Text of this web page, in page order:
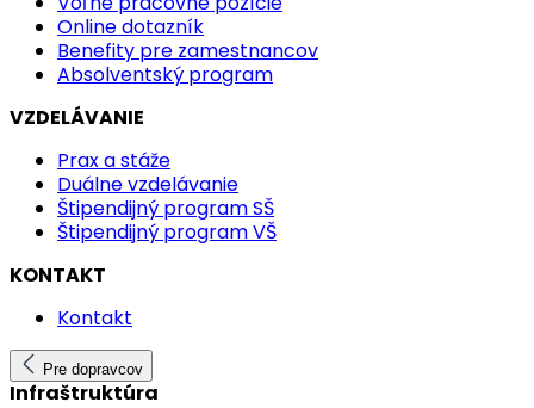
Online dotazník
Benefity pre zamestnancov
Absolventský program
VZDELÁVANIE
Prax a stáže
Duálne vzdelávanie
Štipendijný program SŠ
Štipendijný program VŠ
KONTAKT
Kontakt
Pre dopravcov
Infraštruktúra